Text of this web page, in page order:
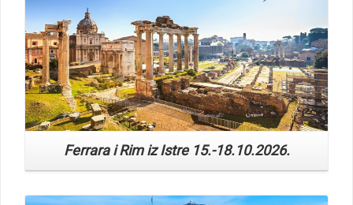
Ferrara i Rim iz Istre 15.-18.10.2026.